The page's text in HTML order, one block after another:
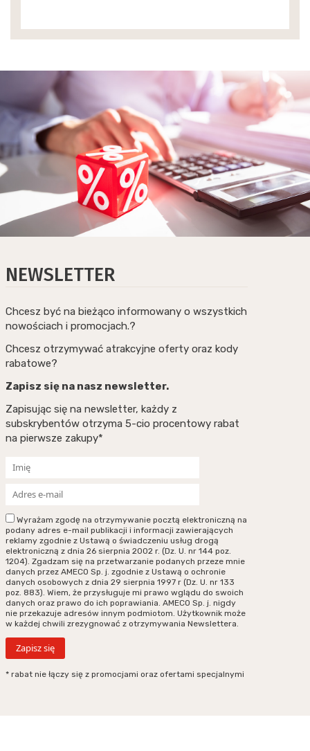
NEWSLETTER
Chcesz być na bieżąco informowany o wszystkich
nowościach i promocjach.?
Chcesz otrzymywać atrakcyjne oferty oraz kody
rabatowe?
Zapisz się na nasz newsletter.
Zapisując się na newsletter, każdy z
subskrybentów otrzyma 5-cio procentowy rabat
na pierwsze zakupy*
Wyrażam zgodę na otrzymywanie pocztą elektroniczną na
podany adres e-mail publikacji i informacji zawierających
reklamy zgodnie z Ustawą o świadczeniu usług drogą
elektroniczną z dnia 26 sierpnia 2002 r. (Dz. U. nr 144 poz.
1204). Zgadzam się na przetwarzanie podanych przeze mnie
danych przez AMECO Sp. j. zgodnie z Ustawą o ochronie
danych osobowych z dnia 29 sierpnia 1997 r (Dz. U. nr 133
poz. 883). Wiem, że przysługuje mi prawo wglądu do swoich
danych oraz prawo do ich poprawiania. AMECO Sp. j. nigdy
nie przekazuje adresów innym podmiotom. Użytkownik może
w każdej chwili zrezygnować z otrzymywania Newslettera.
* rabat nie łączy się z promocjami oraz ofertami specjalnymi